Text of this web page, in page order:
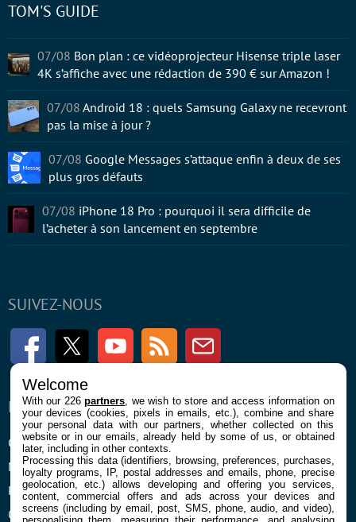
SUIVEZ-NOUS
FacebookTwitter Youtube RSS Newsletter
ENTREPRISE
Confidentialité et Cookies
Mentions légales et CGU
Préférences Cookies
Qui sommes nous
À PROPOS
Contact
TOM'S GUIDE
07/08 Bon plan : ce vidéoprojecteur Hisense triple laser
4K s’affiche avec une rédaction de 390 € sur Amazon !
07/08 Android 18 : quels Samsung Galaxy ne recevront
pas la mise à jour ?
07/08 Google Messages s’attaque enfin à deux de ses
plus gros défauts
07/08 iPhone 18 Pro : pourquoi il sera difficile de
l’acheter à son lancement en septembre
Welcome
With our 226partners , we wish to store and access information on
your devices (cookies, pixels in emails, etc.), combine and share
your personal data with our partners, whether collected on this
website or in our emails, already held by some of us, or obtained
later, including in other contexts.
Processing this data (identifiers, browsing, preferences, purchases,
loyalty programs, IP, postal addresses and emails, phone, precise
geolocation, etc.) allows developing and offering you services,
content, commercial offers and ads across your devices and
screens (including by email, post, SMS, phone, audio, and video),
personalising them, measuring their performance, and analysing